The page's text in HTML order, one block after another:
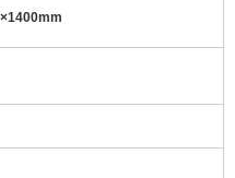
×1400mm